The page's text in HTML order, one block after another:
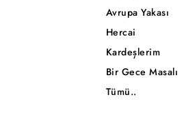
Avrupa Yakası
Hercai
Kardeşlerim
Bir Gece Masalı
Tümü..